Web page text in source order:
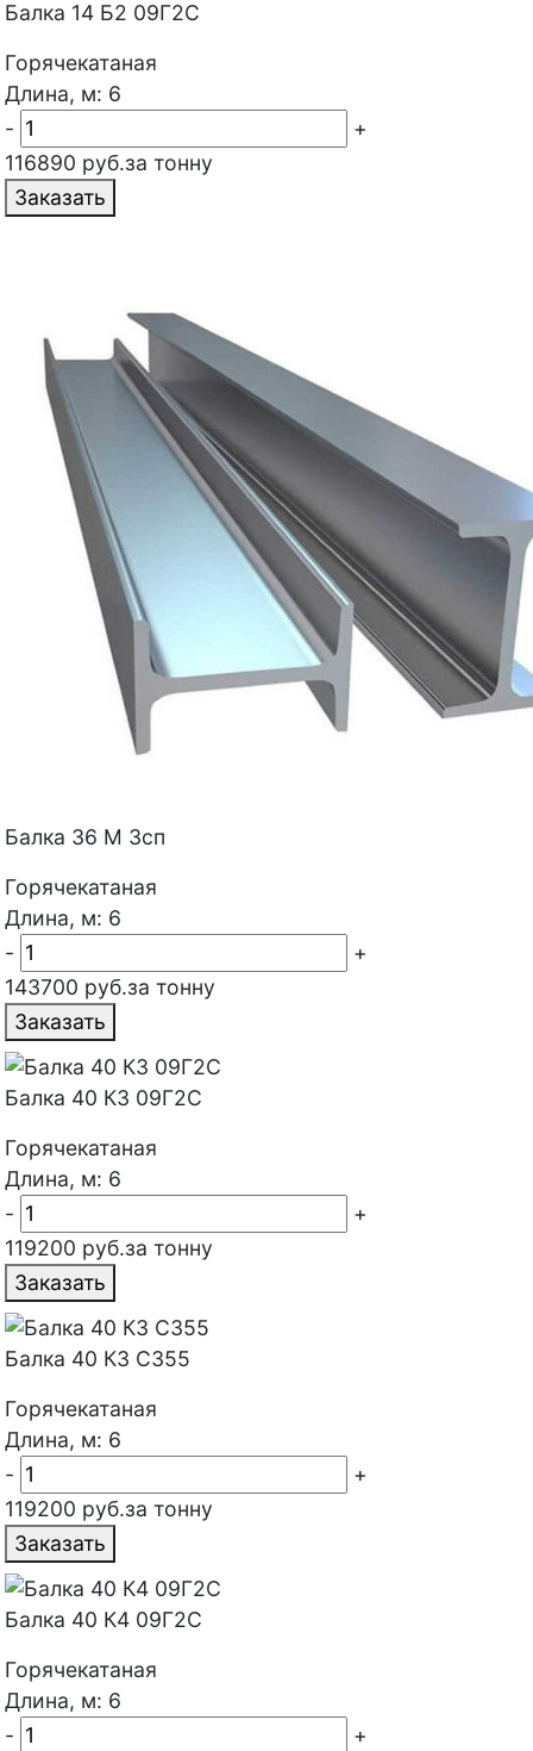
Балка 14 Б2 09Г2С
Горячекатаная
Длина, м: 6
-
+
116890 руб.за тонну
Заказать
Балка 36 М 3сп
Горячекатаная
Длина, м: 6
-
+
143700 руб.за тонну
Заказать
Балка 40 К3 09Г2С
Горячекатаная
Длина, м: 6
-
+
119200 руб.за тонну
Заказать
Балка 40 К3 С355
Горячекатаная
Длина, м: 6
-
+
119200 руб.за тонну
Заказать
Балка 40 К4 09Г2С
Горячекатаная
Длина, м: 6
-
+